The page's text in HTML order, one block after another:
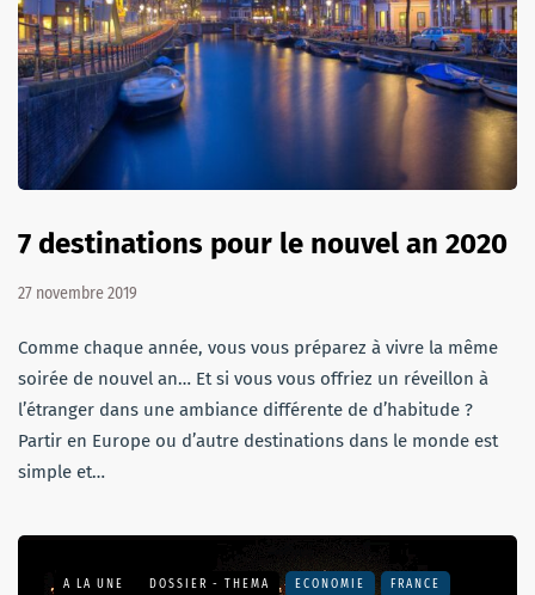
7 destinations pour le nouvel an 2020
27 novembre 2019
Comme chaque année, vous vous préparez à vivre la même
soirée de nouvel an… Et si vous vous offriez un réveillon à
l’étranger dans une ambiance différente de d’habitude ?
Partir en Europe ou d’autre destinations dans le monde est
simple et…
A LA UNE DOSSIER - THEMA ECONOMIE FRANCE